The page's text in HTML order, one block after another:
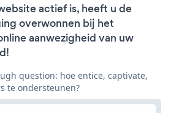
actief is, heeft u de
overwonnen bij het
aanwezigheid van uw
question: hoe entice, captivate,
te ondersteunen?